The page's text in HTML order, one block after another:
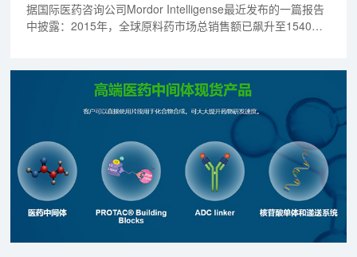
据国际医药咨询公司Mordor Intelligense最近发布的一篇报告
中披露：2015年，全球原料药市场总销售额已飙升至1540亿